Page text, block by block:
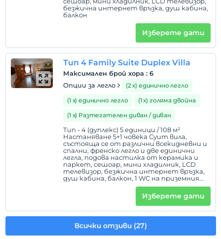
безжична интернет връзка, душ кабина,
балкон
Изберете дати
Тип 4 Family Suite Duplex Villa
Максимален брой хора : 6
Опции за легло
(2 х) единично легло
(1 х) единично легло
(1 х) голяма двойна
(1 х) Разтегателен диван / диван
Тип - 4 (дуплекс) 5 единици / 108 м²
Настаняване 5+1 човека Суит вила,
състояща се от различни всекидневни и
спални, френско легло и две единични
легла, подова настилка от керамика и
паркет, сешоар, мини хладилник, LCD
телевизор, безжична интернет връзка,
душ кабина, балкон, 1 WC на приземния
Изберете дати
Всички отзиви (27)